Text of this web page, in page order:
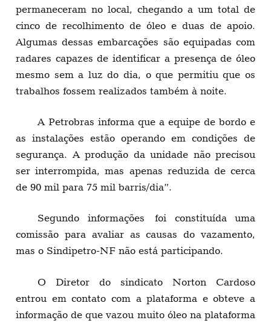
permaneceram no local, chegando a um total de
cinco de recolhimento de óleo e duas de apoio.
Algumas dessas embarcações são equipadas com
radares capazes de identificar a presença de óleo
mesmo sem a luz do dia, o que permitiu que os
trabalhos fossem realizados também à noite.
A Petrobras informa que a equipe de bordo e
as instalações estão operando em condições de
segurança. A produção da unidade não precisou
ser interrompida, mas apenas reduzida de cerca
de 90 mil para 75 mil barris/dia”.
Segundo informações foi constituída uma
comissão para avaliar as causas do vazamento,
mas o Sindipetro-NF não está participando.
O Diretor do sindicato Norton Cardoso
entrou em contato com a plataforma e obteve a
informação de que vazou muito óleo na plataforma